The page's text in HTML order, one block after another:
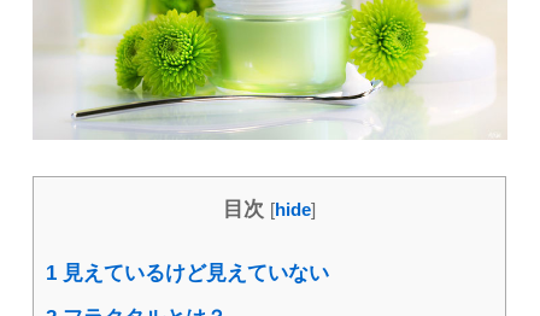
目次 [hide]
1 見えているけど見えていない